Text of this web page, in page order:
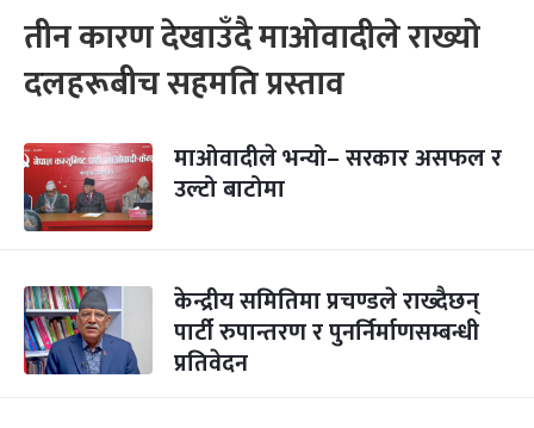
तीन कारण देखाउँदै माओवादीले राख्यो
दलहरूबीच सहमति प्रस्ताव
माओवादीले भन्यो– सरकार असफल र
उल्टो बाटोमा
केन्द्रीय समितिमा प्रचण्डले राख्दैछन्
पार्टी रुपान्तरण र पुनर्निर्माणसम्बन्धी
प्रतिवेदन